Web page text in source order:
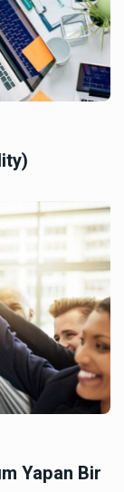
Yapan Bir